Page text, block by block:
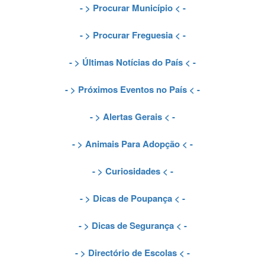
- > Procurar Município< -
- > Procurar Freguesia< -
- > Últimas Notícias do País < -
- > Próximos Eventos no País < -
- > Alertas Gerais < -
- > Animais Para Adopção < -
- > Curiosidades< -
- > Dicas de Poupança < -
- > Dicas de Segurança< -
- > Directório de Escolas < -